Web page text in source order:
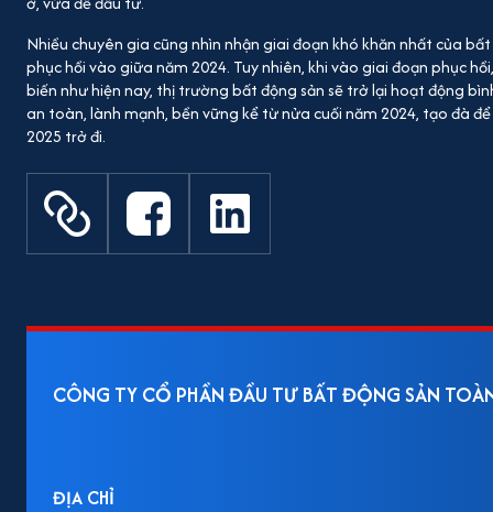
Nhiều chuyên gia cũng nhìn nhận giai đoạn khó khăn nhất của
phục hồi vào giữa năm 2024. Tuy nhiên, khi vào giai đoạn phục
biến như hiện nay, thị trường bất động sản sẽ trở lại hoạt động
an toàn, lành mạnh, bền vững kể từ nửa cuối năm 2024, tạo đà
2025 trở đi.
CÔNG TY CỔ PHẦN ĐẦU TƯ BẤT ĐỘNG SẢN
ĐỊA CHỈ